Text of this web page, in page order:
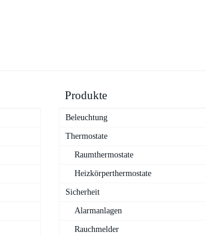
Produkte
Beleuchtung
Thermostate
Raumthermostate
Heizkörperthermostate
Sicherheit
Alarmanlagen
Rauchmelder